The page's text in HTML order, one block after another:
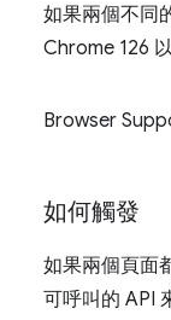
如果兩個不同
Chrome 126
Browser
如何觸發
如果兩個頁面
可呼叫的 API